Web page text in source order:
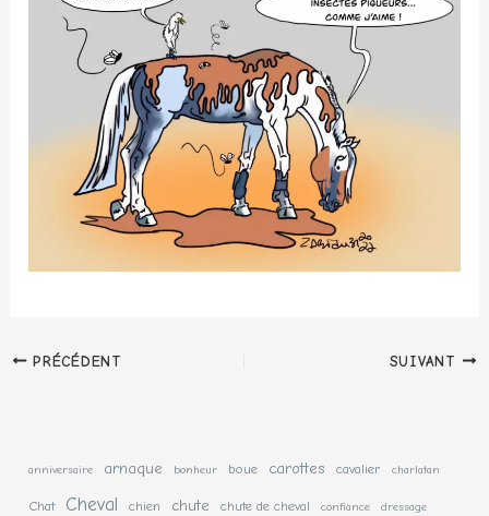
PRÉCÉDENT SUIVANT
anniversaire arnaque bonheur boue carottes cavalier charlatan
Chat Cheval chien chute chute de cheval confiance dressage